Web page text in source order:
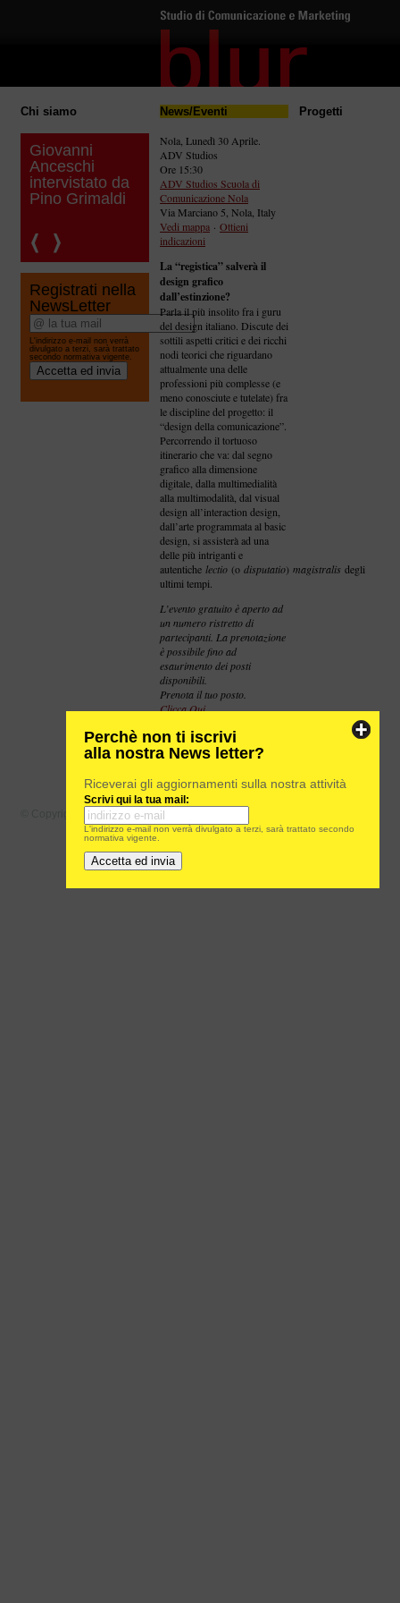
Perchè non ti iscrivi
alla nostra News letter?
Riceverai gli aggiornamenti sulla nostra attività
Scrivi qui la tua mail:
L'indirizzo e-mail non verrà divulgato a terzi, sarà trattato secondo
normativa vigente.
Chi siamo News/Eventi Progetti
Giovanni
Anceschi
intervistato da
Pino Grimaldi
Registrati nella
NewsLetter
L'indirizzo e-mail non verrà
divulgato a terzi, sarà trattato
secondo normativa vigente.
Nola, Lunedì 30 Aprile.
ADV Studios
Ore 15:30
ADV Studios Scuola di
Comunicazione Nola
Via Marciano 5, Nola, Italy
Vedi mappa · Ottieni
indicazioni
La “registica” salverà il
design grafico
dall’estinzione?
Parla il più insolito fra i guru
del design italiano. Discute dei
sottili aspetti critici e dei ricchi
nodi teorici che riguardano
attualmente una delle
professioni più complesse (e
meno conosciute e tutelate) fra
le discipline del progetto: il
“design della comunicazione”.
Percorrendo il tortuoso
itinerario che va: dal segno
grafico alla dimensione
digitale, dalla multimedialità
alla multimodalità, dal visual
design all’interaction design,
dall’arte programmata al basic
design, si assisterà ad una
delle più intriganti e
autentiche lectio (o disputatio) magistralis degli
ultimi tempi.
L’evento gratuito è aperto ad
un numero ristretto di
partecipanti. La prenotazione
è possibile fino ad
esaurimento dei posti
disponibili.
Prenota il tuo posto.
Clicca Qui
Per saperne di più su
Giovanni Anceschi
Per saperne di più su Pino
Grimaldi
Scrivi a Pino Grimaldi
© Copyright 2011 Blur S.r.l. | P.IVA 05116051219 |